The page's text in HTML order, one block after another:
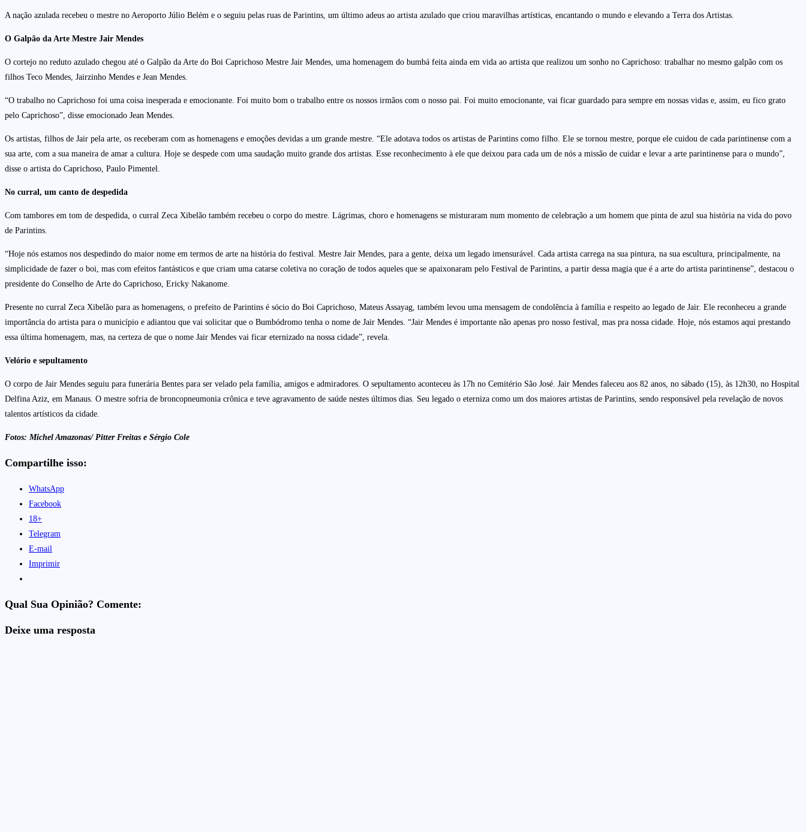
A nação azulada recebeu o mestre no Aeroporto Júlio Belém e o seguiu pelas ruas de Parintins, um último adeus ao artista azulado que criou maravilhas artísticas, encantando o mundo e elevando a Terra dos Artistas.
O Galpão da Arte Mestre Jair Mendes
O cortejo no reduto azulado chegou até o Galpão da Arte do Boi Caprichoso Mestre Jair Mendes, uma homenagem do bumbá feita ainda em vida ao artista que realizou um sonho no Caprichoso: trabalhar no mesmo galpão com os
filhos Teco Mendes, Jairzinho Mendes e Jean Mendes.
“O trabalho no Caprichoso foi uma coisa inesperada e emocionante. Foi muito bom o trabalho entre os nossos irmãos com o nosso pai. Foi muito emocionante, vai ficar guardado para sempre em nossas vidas e, assim, eu fico grato
pelo Caprichoso”, disse emocionado Jean Mendes.
Os artistas, filhos de Jair pela arte, os receberam com as homenagens e emoções devidas a um grande mestre. “Ele adotava todos os artistas de Parintins como filho. Ele se tornou mestre, porque ele cuidou de cada parintinense com a
sua arte, com a sua maneira de amar a cultura. Hoje se despede com uma saudação muito grande dos artistas. Esse reconhecimento à ele que deixou para cada um de nós a missão de cuidar e levar a arte parintinense para o mundo”,
disse o artista do Caprichoso, Paulo Pimentel.
No curral, um canto de despedida
Com tambores em tom de despedida, o curral Zeca Xibelão também recebeu o corpo do mestre. Lágrimas, choro e homenagens se misturaram num momento de celebração a um homem que pinta de azul sua história na vida do povo
de Parintins.
“Hoje nós estamos nos despedindo do maior nome em termos de arte na história do festival. Mestre Jair Mendes, para a gente, deixa um legado imensurável. Cada artista carrega na sua pintura, na sua escultura, principalmente, na
simplicidade de fazer o boi, mas com efeitos fantásticos e que criam uma catarse coletiva no coração de todos aqueles que se apaixonaram pelo Festival de Parintins, a partir dessa magia que é a arte do artista parintinense”, destacou o
presidente do Conselho de Arte do Caprichoso, Ericky Nakanome.
Presente no curral Zeca Xibelão para as homenagens, o prefeito de Parintins é sócio do Boi Caprichoso, Mateus Assayag, também levou uma mensagem de condolência à família e respeito ao legado de Jair. Ele reconheceu a grande
importância do artista para o município e adiantou que vai solicitar que o Bumbódromo tenha o nome de Jair Mendes. “Jair Mendes é importante não apenas pro nosso festival, mas pra nossa cidade. Hoje, nós estamos aqui prestando
essa última homenagem, mas, na certeza de que o nome Jair Mendes vai ficar eternizado na nossa cidade”, revela.
Velório e sepultamento
O corpo de Jair Mendes seguiu para funerária Bentes para ser velado pela família, amigos e admiradores. O sepultamento aconteceu às 17h no Cemitério São José. Jair Mendes faleceu aos 82 anos, no sábado (15), às 12h30, no Hospital
Delfina Aziz, em Manaus. O mestre sofria de broncopneumonia crônica e teve agravamento de saúde nestes últimos dias. Seu legado o eterniza como um dos maiores artistas de Parintins, sendo responsável pela revelação de novos
talentos artísticos da cidade.
Fotos: Michel Amazonas/ Pitter Freitas e Sérgio Cole
Compartilhe isso:
WhatsApp
Facebook
18+
Telegram
E-mail
Imprimir
Qual Sua Opinião? Comente:
Deixe uma resposta